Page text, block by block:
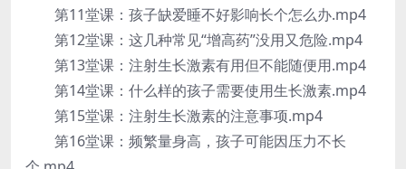
第11堂课：孩子缺爱睡不好影响长个怎么办.mp4
第12堂课：这几种常见“增高药”没用又危险.mp4
第13堂课：注射生长激素有用但不能随便用.mp4
第14堂课：什么样的孩子需要使用生长激素.mp4
第15堂课：注射生长激素的注意事项.mp4
第16堂课：频繁量身高，孩子可能因压力不长